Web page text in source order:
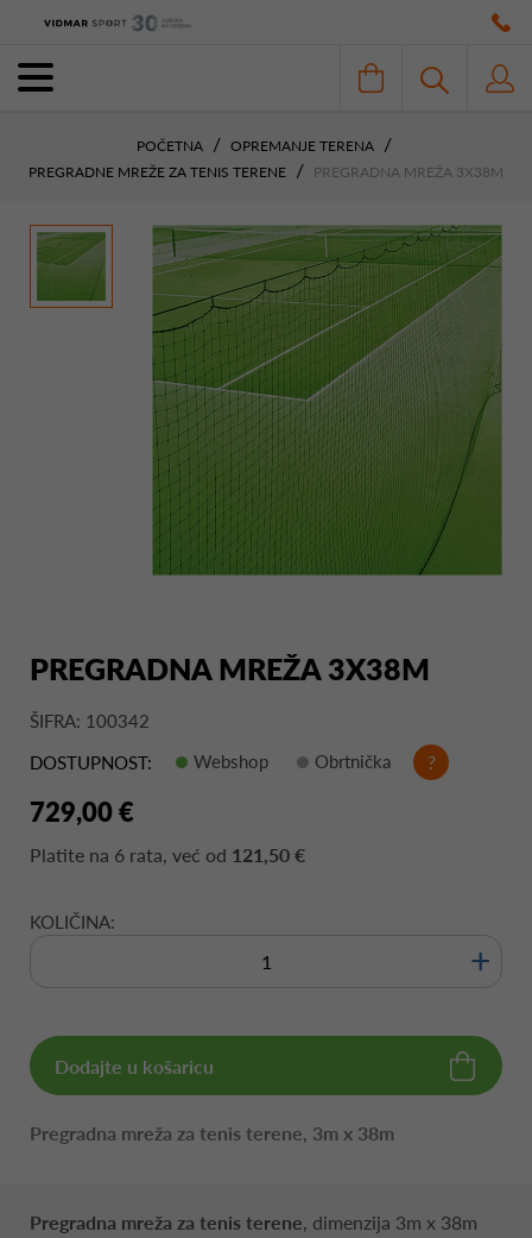
POČETNA
OPREMANJE TERENA
PREGRADNE MREŽE ZA TENIS TERENE
PREGRADNA MREŽA 3X38M
PREGRADNA MREŽA 3X38M
ŠIFRA: 100342
DOSTUPNOST:
Webshop Obrtnička ?
729,00 €
Platite na 6 rata, već od 121,50 €
KOLIČINA:
+
Dodajte u košaricu
Pregradna mreža za tenis terene, 3m x 38m
Pregradna mreža za tenis terene, dimenzija 3m x 38m